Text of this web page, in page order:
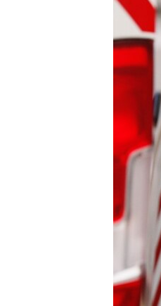
УКРАИНСКАЯ ПРОБЛЕМА КРЫМА